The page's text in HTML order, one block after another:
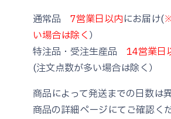
通常品 7営業日以内にお届け(
い場合は除く）
特注品・受注生産品 14営業日
(注文点数が多い場合は除く）
商品によって発送までの日数は
商品の詳細ページにてご確認く